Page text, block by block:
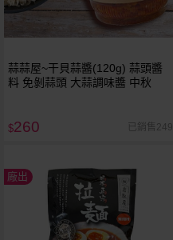
蒜蒜屋~干貝蒜醬(120g) 蒜頭醬
料 免剝蒜頭 大蒜調味醬 中秋
$260 已銷售249
廠出